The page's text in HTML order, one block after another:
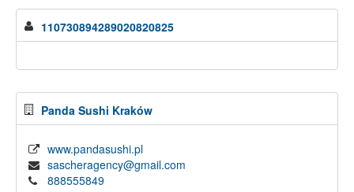
110730894289020820825
Panda Sushi Kraków
www.pandasushi.pl
sascheragency@gmail.com
888555849